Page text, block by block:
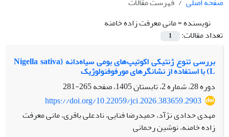
نویسنده =مانی معرفت زاده خامنه
تعداد مقالات:
1
بررسی تنوع ژنتیکی اکوتیپ‌های بومی سیاه‌دانه (Nigella sativa
L) با استفاده از نشانگرهای مورفوفنولوژیک
دوره 28، شماره 2، تابستان 1405، صفحه
265-281
https://doi.org/10.22059/jci.2026.383659.2903
مهدی حدادی نژآد، حمیدرضا فنایی، نادعلی باقری، مانی معرفت
زاده خامنه، نوشین رحمانی